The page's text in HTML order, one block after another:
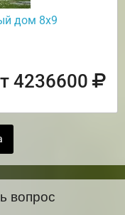
дом 8х9
4236600
вопрос